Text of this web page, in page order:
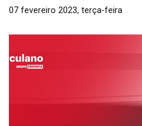
07 fevereiro 2023, terça-feira